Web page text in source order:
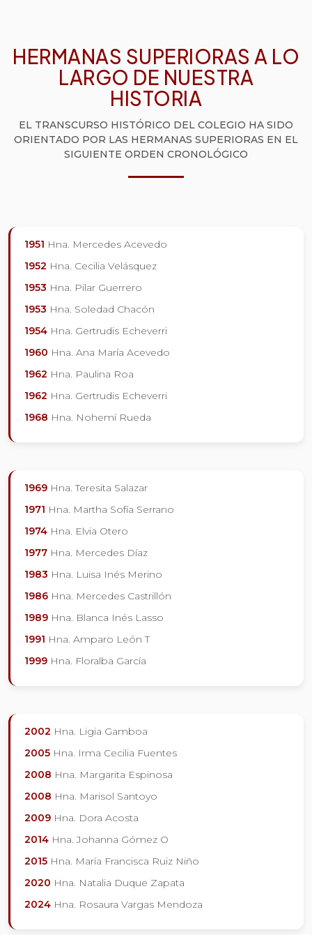
HERMANAS SUPERIORAS A LO
LARGO DE NUESTRA
HISTORIA
EL TRANSCURSO HISTÓRICO DEL COLEGIO HA SIDO
ORIENTADO POR LAS HERMANAS SUPERIORAS EN EL
SIGUIENTE ORDEN CRONOLÓGICO
1951 Hna. Mercedes Acevedo
1952 Hna. Cecilia Velásquez
1953 Hna. Pilar Guerrero
1953 Hna. Soledad Chacón
1954 Hna. Gertrudis Echeverri
1960 Hna. Ana María Acevedo
1962 Hna. Paulina Roa
1962 Hna. Gertrudis Echeverri
1968 Hna. Nohemí Rueda
1969 Hna. Teresita Salazar
1971 Hna. Martha Sofía Serrano
1974 Hna. Elvia Otero
1977 Hna. Mercedes Díaz
1983 Hna. Luisa Inés Merino
1986 Hna. Mercedes Castrillón
1989 Hna. Blanca Inés Lasso
1991 Hna. Amparo León T
1999 Hna. Floralba García
2002 Hna. Ligia Gamboa
2005 Hna. Irma Cecilia Fuentes
2008 Hna. Margarita Espinosa
2008 Hna. Marisol Santoyo
2009 Hna. Dora Acosta
2014 Hna. Johanna Gómez O
2015 Hna. María Francisca Ruiz Niño
2020 Hna. Natalia Duque Zapata
2024 Hna. Rosaura Vargas Mendoza